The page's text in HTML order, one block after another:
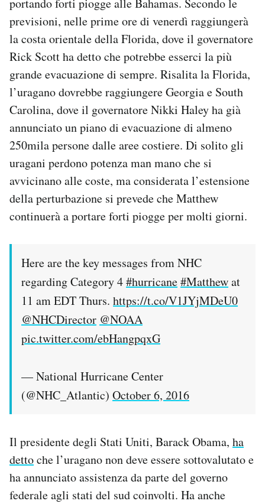
portando forti piogge alle Bahamas. Secondo le
previsioni, nelle prime ore di venerdì raggiungerà
la costa orientale della Florida, dove il governatore
Rick Scott ha detto che potrebbe esserci la più
grande evacuazione di sempre. Risalita la Florida,
l’uragano dovrebbe raggiungere Georgia e South
Carolina, dove il governatore Nikki Haley ha già
annunciato un piano di evacuazione di almeno
250mila persone dalle aree costiere. Di solito gli
uragani perdono potenza man mano che si
avvicinano alle coste, ma considerata l’estensione
della perturbazione si prevede che Matthew
continuerà a portare forti piogge per molti giorni.
Here are the key messages from NHC
regarding Category 4#hurricane#Matthewat
11 am EDT Thurs. https://t.co/V1JYjMDeU0
@NHCDirector @NOAA
pic.twitter.com/ebHangpqxG
— National Hurricane Center
(@NHC_Atlantic) October 6, 2016
Il presidente degli Stati Uniti, Barack Obama, ha
dettoche l’uragano non deve essere sottovalutato e
ha annunciato assistenza da parte del governo
federale agli stati del sud coinvolti. Ha anche